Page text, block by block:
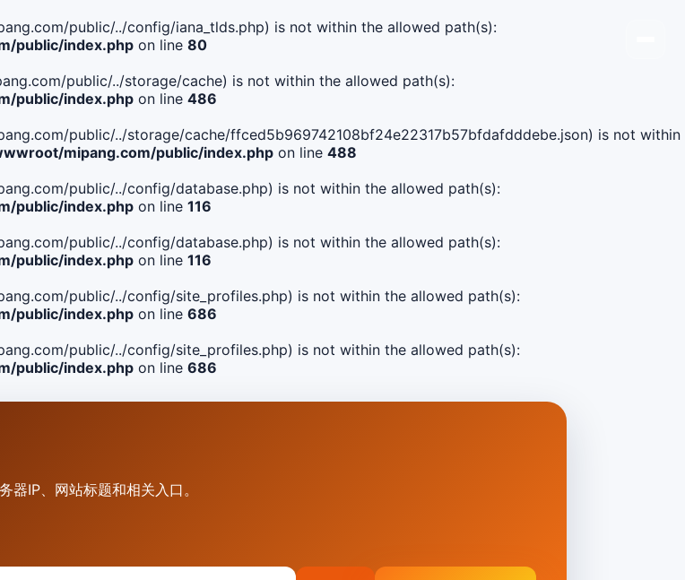
public/../config/iana_tlds.php) is not within the allowed path(s):
public/index.php on line 80
public/../storage/cache) is not within the allowed path(s):
public/index.php on line 486
public/../storage/cache/ffced5b969742108bf24e22317b57bfdafdddebe.json) is not within
mipang.com/public/index.php on line 488
public/../config/database.php) is not within the allowed path(s):
public/index.php on line 116
public/../config/database.php) is not within the allowed path(s):
public/index.php on line 116
public/../config/site_profiles.php) is not within the allowed path(s):
public/index.php on line 686
public/../config/site_profiles.php) is not within the allowed path(s):
public/index.php on line 686
IP、网站标题和相关入口。